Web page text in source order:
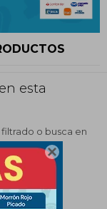

esta
o busca en
Quitar filtros